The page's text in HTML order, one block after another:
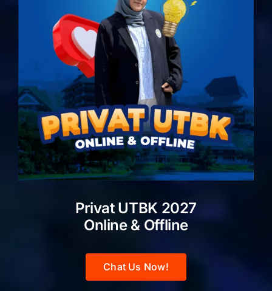
Privat UTBK 2027
Online & Offline
Chat Us Now!